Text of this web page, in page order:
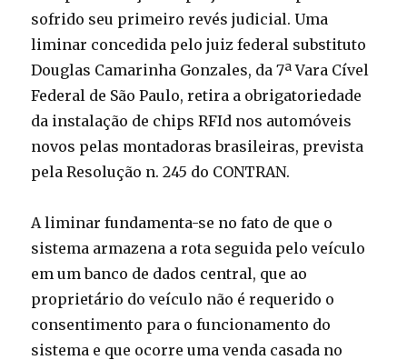
sofrido seu primeiro revés judicial. Uma
liminar concedida pelo juiz federal substituto
Douglas Camarinha Gonzales, da 7ª Vara Cível
Federal de São Paulo, retira a obrigatoriedade
da instalação de chips RFId nos automóveis
novos pelas montadoras brasileiras, prevista
pela Resolução n. 245 do CONTRAN.
A liminar fundamenta-se no fato de que o
sistema armazena a rota seguida pelo veículo
em um banco de dados central, que ao
proprietário do veículo não é requerido o
consentimento para o funcionamento do
sistema e que ocorre uma venda casada no